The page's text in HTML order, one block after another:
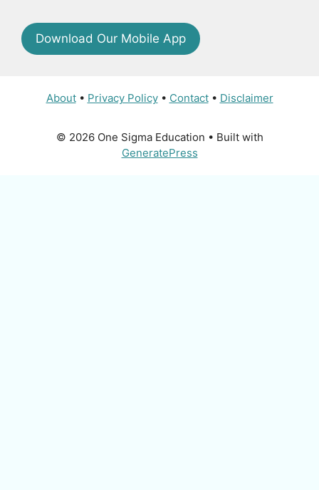
Download Our Mobile App
About• Privacy Policy• Contact• Disclaimer
© 2026 One Sigma Education • Built with
GeneratePress